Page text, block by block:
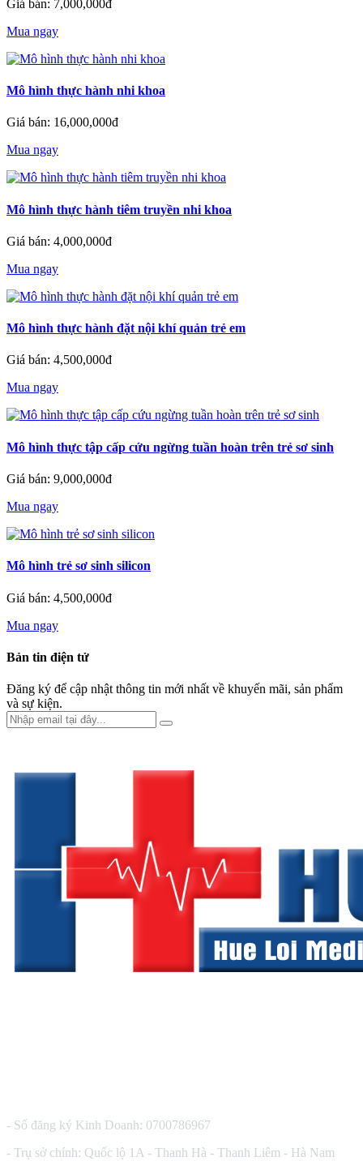
Giá bán: 7,000,000đ
Mua ngay
Mô hình thực hành nhi khoa
Giá bán: 16,000,000đ
Mua ngay
Mô hình thực hành tiêm truyền nhi khoa
Giá bán: 4,000,000đ
Mua ngay
Mô hình thực hành đặt nội khí quản trẻ em
Giá bán: 4,500,000đ
Mua ngay
Mô hình thực tập cấp cứu ngừng tuần hoàn trên trẻ sơ sinh
Giá bán: 9,000,000đ
Mua ngay
Mô hình trẻ sơ sinh silicon
Giá bán: 4,500,000đ
Mua ngay
Bản tin điện tử
Đăng ký để cập nhật thông tin mới nhất về khuyến mãi, sản phẩm
và sự kiện.
- Số đăng ký Kinh Doanh: 0700786967
- Trụ sở chính: Quốc lộ 1A - Thanh Hà - Thanh Liêm - Hà Nam